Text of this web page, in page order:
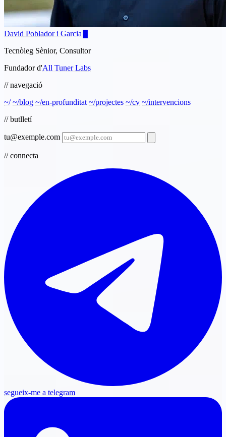
David Poblador i Garcia
Tecnòleg Sènior, Consultor
Fundador d'All Tuner Labs
// navegació
~/ ~/blog ~/en-profunditat ~/projectes ~/cv ~/intervencions
// butlletí
tu@exemple.com
// connecta
segueix-me a telegram